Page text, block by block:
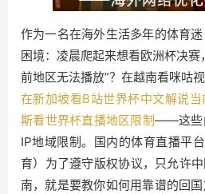
作为一名在海外生活多年的体育
困境：凌晨爬起来想看欧洲杯决赛
前地区无法播放”？在越南看咪咕
在新加坡看B站世界杯中文解说当
斯看世界杯直播地区限制——这些
IP地域限制。国内的体育直播平
育）为了遵守版权协议，只允许
南，就是要教你如何用靠谱的回